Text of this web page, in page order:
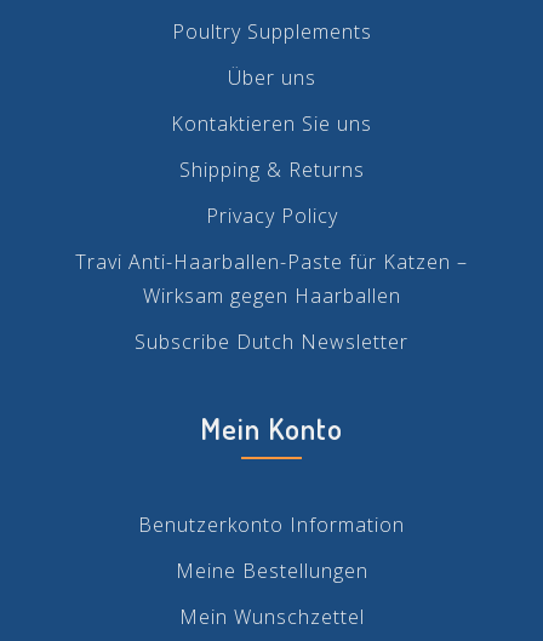
Poultry Supplements
Über uns
Kontaktieren Sie uns
Shipping & Returns
Privacy Policy
Travi Anti-Haarballen-Paste für Katzen –
Wirksam gegen Haarballen
Subscribe Dutch Newsletter
Mein Konto
Benutzerkonto Information
Meine Bestellungen
Mein Wunschzettel